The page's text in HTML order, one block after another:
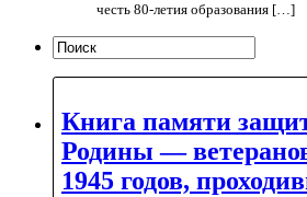
честь 80-летия образования […]
Книга памяти
Родины —
1945 годов,